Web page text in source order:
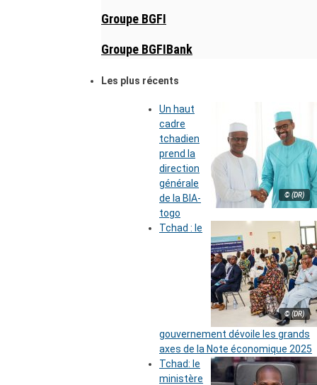
Groupe BGFI
Groupe BGFIBank
Les plus récents
© (DR)
Un haut
cadre
tchadien
prend la
direction
générale
de la BIA-
togo
© (DR)
Tchad : le
gouvernement dévoile les grands
axes de la Note économique 2025
Tchad: le
ministère